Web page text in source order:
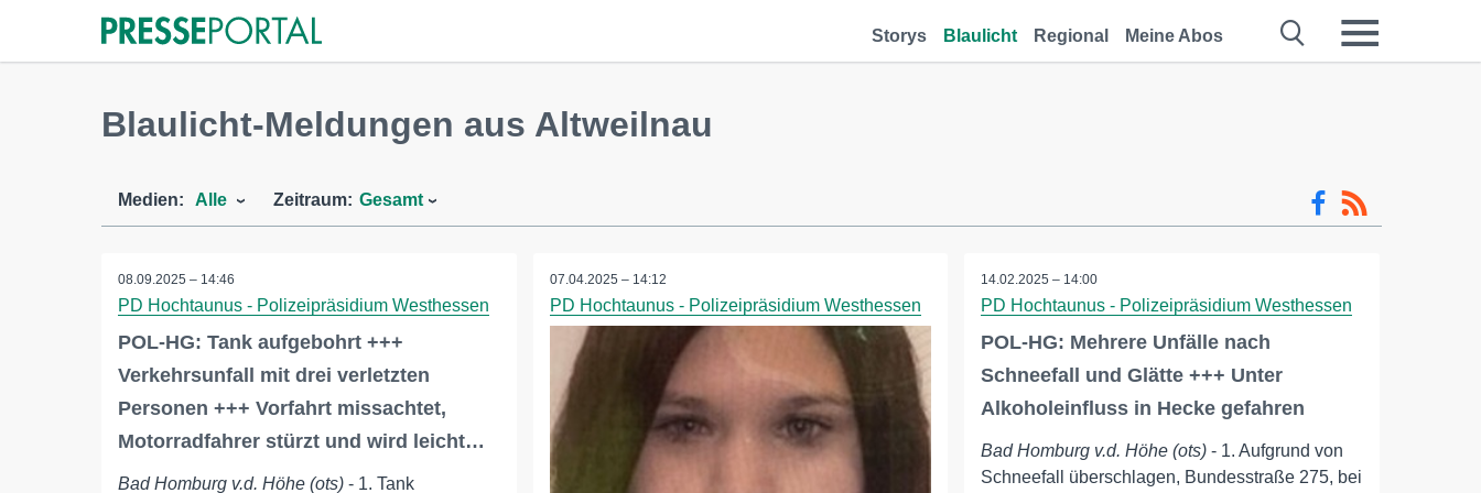
Storys Blaulicht Regional Meine Abos
Blaulicht-Meldungen aus Altweilnau
Medien: Alle Zeitraum: Gesamt
08.09.2025 – 14:46
PD Hochtaunus - Polizeipräsidium Westhessen
POL-HG: Tank aufgebohrt +++
Verkehrsunfall mit drei verletzten
Personen +++ Vorfahrt missachtet,
Motorradfahrer stürzt und wird leicht…
Bad Homburg v.d. Höhe (ots) - 1. Tank
07.04.2025 – 14:12
PD Hochtaunus - Polizeipräsidium Westhessen
14.02.2025 – 14:00
PD Hochtaunus - Polizeipräsidium Westhessen
POL-HG: Mehrere Unfälle nach
Schneefall und Glätte +++ Unter
Alkoholeinfluss in Hecke gefahren
Bad Homburg v.d. Höhe (ots) - 1. Aufgrund von
Schneefall überschlagen, Bundesstraße 275, bei